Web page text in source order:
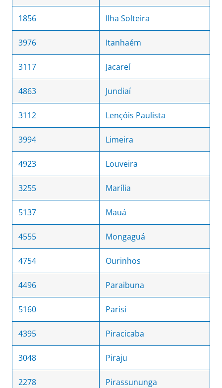
1856 Ilha Solteira
3976 Itanhaém
3117 Jacareí
4863 Jundiaí
3112 Lençóis Paulista
3994 Limeira
4923 Louveira
3255 Marília
5137 Mauá
4555 Mongaguá
4754 Ourinhos
4496 Paraibuna
5160 Parisi
4395 Piracicaba
3048 Piraju
2278 Pirassununga